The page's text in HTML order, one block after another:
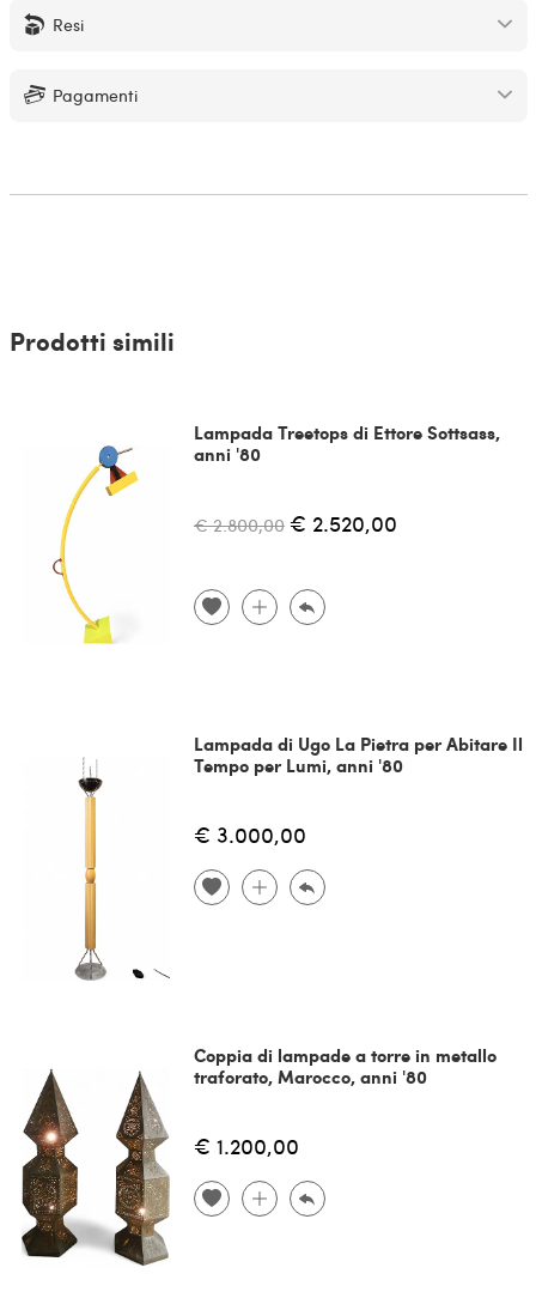
Resi
Pagamenti
Prodotti simili
Lampada Treetops di Ettore Sottsass,
anni '80
€ 2.800,00 € 2.520,00
Lampada di Ugo La Pietra per Abitare Il
Tempo per Lumi, anni '80
€ 3.000,00
Coppia di lampade a torre in metallo
traforato, Marocco, anni '80
€ 1.200,00